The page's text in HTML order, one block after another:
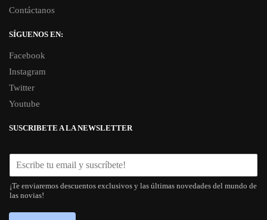
Contáctanos
SÍGUENOS EN:
Facebook
Instagram
Twitter
Youtube
SUSCRIBETE A LA NEWSLETTER
¡Te enviaremos descuentos exclusivos y las últimas novedades del mundo de
las novias!